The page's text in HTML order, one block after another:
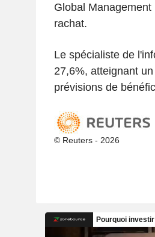
Global
rachat.
Le spécialiste de
27,6%, atteignant
prévisions de
© Reuters - 2026